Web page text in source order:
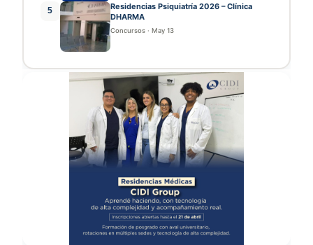
5
Residencias Psiquiatría 2026 – Clínica
DHARMA
Concursos · May 13